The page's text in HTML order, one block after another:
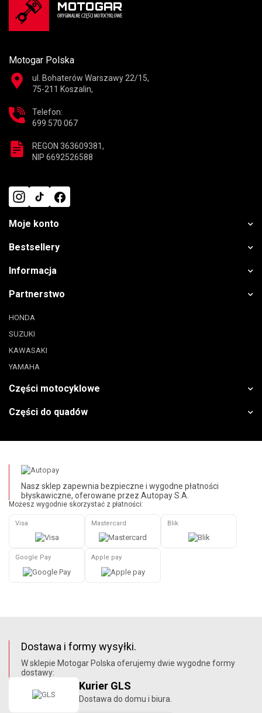
Motogar Polska
ul. Bohaterów Warszawy 22/15,
75-211 Koszalin,
Telefon:
699 570 067
REGON 363609381,
NIP 6692526588
Moje konto
Bestsellery
Informacja
Partnerstwo
HONDA
SUZUKI
KAWASAKI
YAMAHA
Części motocyklowe
Części do quadów
Nasz sklep zapewnia bezpieczne i wygodne płatności
błyskawiczne, oferowane przez Autopay S.A.
Możesz wygodnie skorzystać z płatności:
Visa Mastercard Blik
Google Pay Apple pay
Dostawa i formy wysyłki.
W sklepie Motogar Polska oferujemy dwie wygodne formy
dostawy:
Kurier GLS
Dostawa do domu i biura.